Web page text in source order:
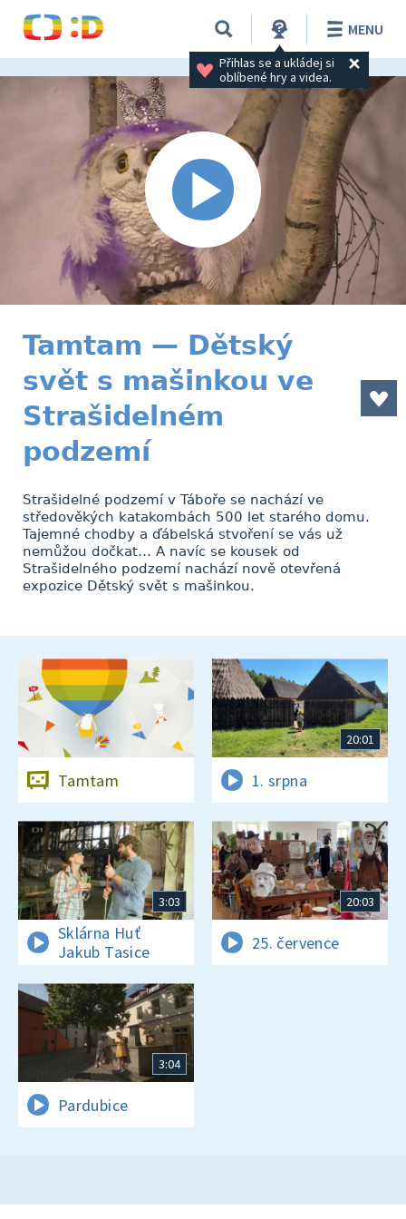
Přihlas se a ukládej si
oblíbené hry a videa.
MENU
Tamtam — Dětský
svět s mašinkou ve
Strašidelném
podzemí
Strašidelné podzemí v Táboře se nachází ve
středověkých katakombách 500 let starého domu.
Tajemné chodby a ďábelská stvoření se vás už
nemůžou dočkat… A navíc se kousek od
Strašidelného podzemí nachází nově otevřená
expozice Dětský svět s mašinkou.
Tamtam
20:01
1. srpna
3:03
Sklárna Huť
Jakub Tasice
20:03
25. července
3:04
Pardubice